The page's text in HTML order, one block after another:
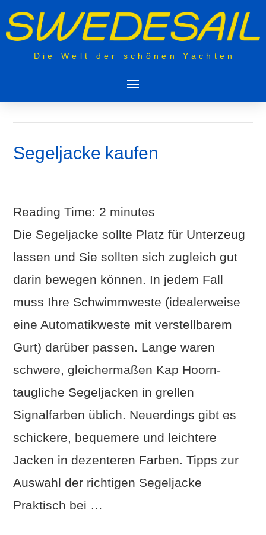
Die Welt der schönen Yachten
Segeljacke kaufen
Reading Time: 2 minutes
Die Segeljacke sollte Platz für Unterzeug
lassen und Sie sollten sich zugleich gut
darin bewegen können. In jedem Fall
muss Ihre Schwimmweste (idealerweise
eine Automatikweste mit verstellbarem
Gurt) darüber passen. Lange waren
schwere, gleichermaßen Kap Hoorn-
taugliche Segeljacken in grellen
Signalfarben üblich. Neuerdings gibt es
schickere, bequemere und leichtere
Jacken in dezenteren Farben. Tipps zur
Auswahl der richtigen Segeljacke
Praktisch bei …